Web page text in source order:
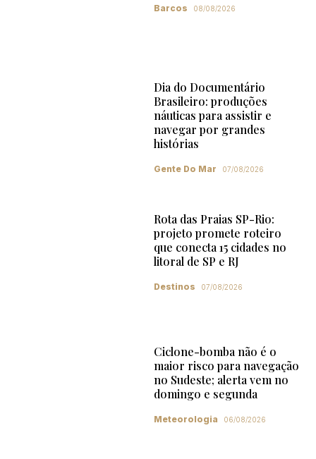
Barcos 08/08/2026
Dia do Documentário
Brasileiro: produções
náuticas para assistir e
navegar por grandes
histórias
Gente Do Mar 07/08/2026
Rota das Praias SP-Rio:
projeto promete roteiro
que conecta 15 cidades no
litoral de SP e RJ
Destinos 07/08/2026
Ciclone-bomba não é o
maior risco para navegação
no Sudeste; alerta vem no
domingo e segunda
Meteorologia 06/08/2026